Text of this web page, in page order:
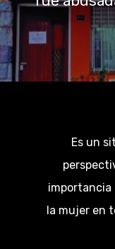
Es un
importancia
la mujer en